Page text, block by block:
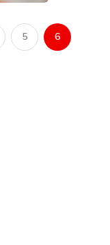
5 6